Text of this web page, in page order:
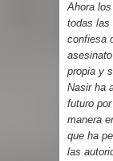
Ahora
todas las
confiesa
propia y
Nasir ha
futuro
manera
que ha
las